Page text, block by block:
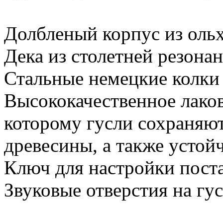
Долбленый корпус из
Дека из столетней
Стальные немецкие
Высококачественное
которому гусли
древесины, а также
Ключ для настройки
Звуковые отверстия на